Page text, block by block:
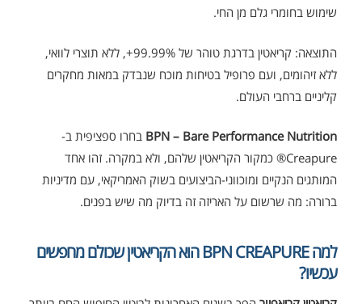
שימוש בחומרי גלם מן החי.
התוצאה: קריאטין בדרגת טוהר של 99.99%+, ללא תוצרי לוואי,
ללא זיהומים, ועם פרופיל בטיחות מוכח שנבדק במאות מחקרים
קליניים ברחבי העולם.
BPN – Bare Performance Nutrition בחרו ספציפית ב-
Creapure® כמקור הקריאטין שלהם, ולא במקרה. זהו אחד
המותגים הנקיים ומוכווני-הביצועים בשוק האמריקאי, עם מדיניות
ברורה: מה שרשום על האריזה זה בדיוק מה שיש בפנים.
למה BPN CREAPURE הוא הקריאטין שכולם מחפשים
עכשיו?